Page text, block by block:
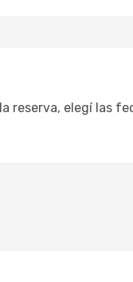
reserva, elegí las